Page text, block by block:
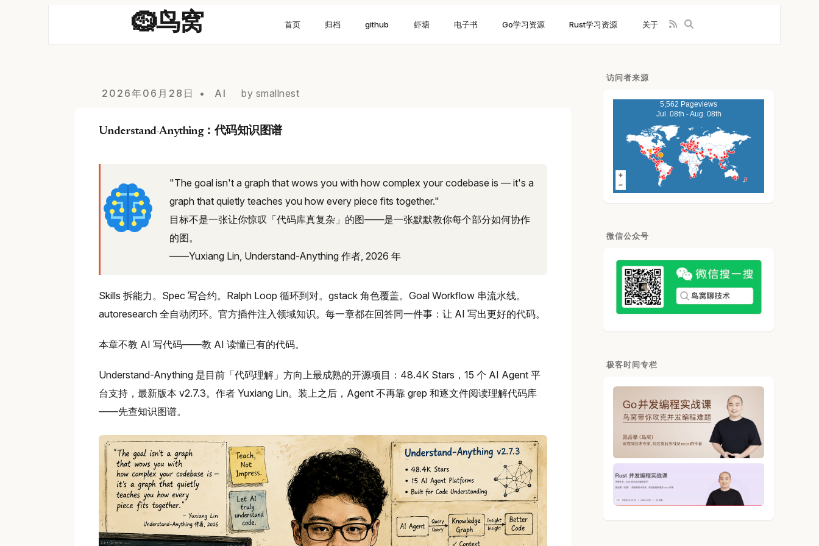
🪹鸟窝 首页 归档 github 虾塘 电子书 Go学习资源 Rust学习资源 关于
2026年06月28日 AI by smallnest
Understand-Anything：代码知识图谱
"The goal isn't a graph that wows you with how complex your codebase is — it's a
graph that quietly teaches you how every piece fits together."
目标不是一张让你惊叹「代码库真复杂」的图——是一张默默教你每个部分如何协作
的图。
——Yuxiang Lin, Understand-Anything 作者, 2026 年
Skills 拆能力。Spec 写合约。Ralph Loop 循环到对。gstack 角色覆盖。Goal Workflow 串流水线。
autoresearch 全自动闭环。官方插件注入领域知识。每一章都在回答同一件事：让 AI 写出更好的代码。
本章不教 AI 写代码——教 AI 读懂已有的代码。
Understand-Anything 是目前「代码理解」方向上最成熟的开源项目：48.4K Stars，15 个 AI Agent 平
台支持，最新版本 v2.7.3。作者 Yuxiang Lin。装上之后，Agent 不再靠 grep 和逐文件阅读理解代码库
——先查知识图谱。
访问者来源
5,562 Pageviews
Jul. 08th - Aug. 08th
微信公众号
极客时间专栏